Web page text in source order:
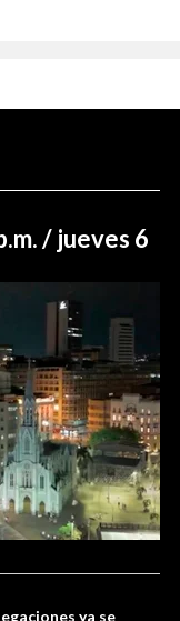
/ jueves 6
ya se